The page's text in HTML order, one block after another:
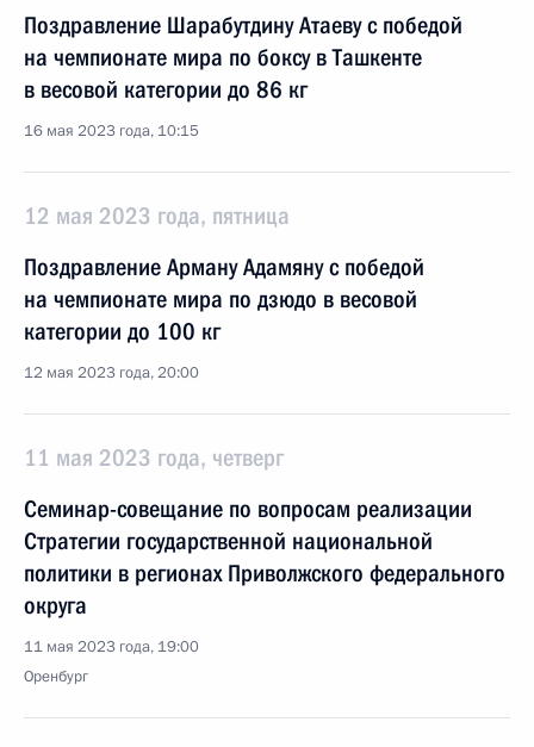
Поздравление Шарабутдину Атаеву с победой
на чемпионате мира по боксу в Ташкенте
в весовой категории до 86 кг
16 мая 2023 года, 10:15
12 мая 2023 года, пятница
Поздравление Арману Адамяну с победой
на чемпионате мира по дзюдо в весовой
категории до 100 кг
12 мая 2023 года, 20:00
11 мая 2023 года, четверг
Семинар-совещание по вопросам реализации
Стратегии государственной национальной
политики в регионах Приволжского федерального
округа
11 мая 2023 года, 19:00
Оренбург